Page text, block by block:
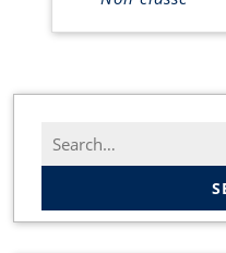
Search
for: